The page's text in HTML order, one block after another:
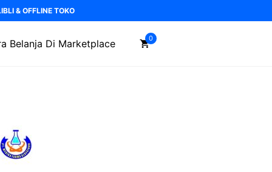
& OFFLINE TOKO
Belanja Di Marketplace 0